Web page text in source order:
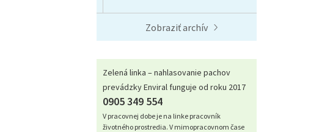
Zobraziť archív
Zelená linka – nahlasovanie pachov
prevádzky Enviral funguje od roku 2017
0905 349 554
V pracovnej dobe je na linke pracovník
životného prostredia. V mimopracovnom čase